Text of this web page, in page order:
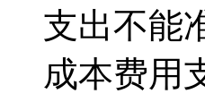
支出不能
成本费用